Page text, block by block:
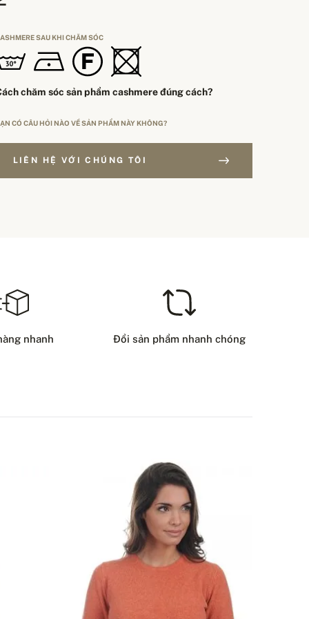
SAU KHI CHĂM SÓC
chăm sóc sản phẩm cashmere đúng cách?
CÓ CÂU HỎI NÀO VỀ SẢN PHẨM NÀY KHÔNG?
LIÊN HỆ VỚI CHÚNG TÔI
VẬN CHUYỂN – THANH TOÁN BẰNG THẺ
CÓ CÂU HỎI NÀO VỀ SẢN PHẨM NÀY KHÔNG?
LIÊN HỆ VỚI CHÚNG TÔI
nhanh Đổi sản phẩm nhanh chóng